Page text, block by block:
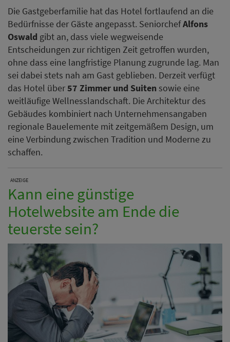
Die Gastgeberfamilie hat das Hotel fortlaufend an die
Bedürfnisse der Gäste angepasst. SeniorchefAlfons
Oswald gibt an, dass viele wegweisende
Entscheidungen zur richtigen Zeit getroffen wurden,
ohne dass eine langfristige Planung zugrunde lag. Man
sei dabei stets nah am Gast geblieben. Derzeit verfügt
das Hotel über57 Zimmer und Suiten sowie eine
weitläufige Wellnesslandschaft. Die Architektur des
Gebäudes kombiniert nach Unternehmensangaben
regionale Bauelemente mit zeitgemäßem Design, um
eine Verbindung zwischen Tradition und Moderne zu
schaffen.
ANZEIGE
Kann eine günstige
Hotelwebsite am Ende die
teuerste sein?